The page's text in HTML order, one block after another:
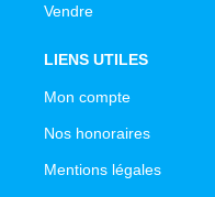
Vendre
LIENS UTILES
Mon compte
Nos honoraires
Mentions légales